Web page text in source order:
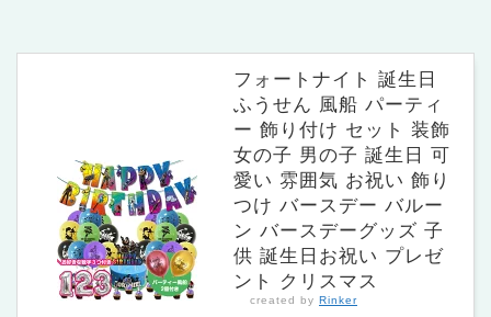
フォートナイト 誕生日
ふうせん 風船 パーティ
ー 飾り付け セット 装飾
女の子 男の子 誕生日 可
愛い 雰囲気 お祝い 飾り
つけ バースデー バルー
ン バースデーグッズ 子
供 誕生日お祝い プレゼ
ント クリスマス
created by Rinker